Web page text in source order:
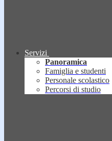
Servizi
Panoramica
Famiglia e studenti
Personale scolastico
Percorsi di studio